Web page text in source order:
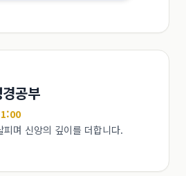
공부
피며 신앙의 깊이를 더합니다.